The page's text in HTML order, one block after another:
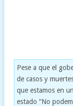
Pese a que el
de casos y
que estamos en
estado “No